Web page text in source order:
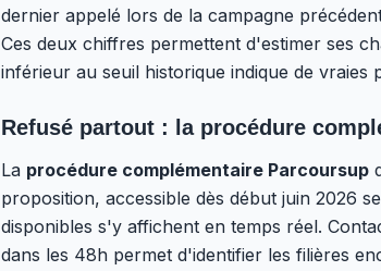
dernier appelé lors de la campagne
Ces deux chiffres permettent d'estimer ses
inférieur au seuil historique indique de vraies
Refusé partout : la procédure
La procédure complémentaire Parcoursup
proposition, accessible dès début juin 2026
disponibles s'y affichent en temps réel.
dans les 48h permet d'identifier les filières